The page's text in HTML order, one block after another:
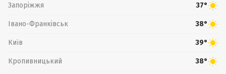
Запоріжжя 37°
Івано-Франківськ 38°
Київ 39°
Кропивницький 38°